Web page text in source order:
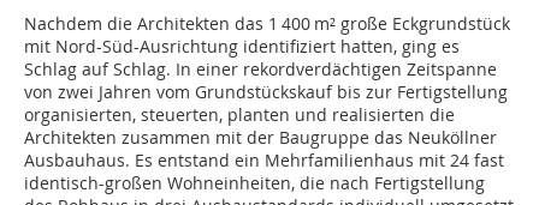
Nachdem die Architekten das 1 400 m² große Eckgrundstück
mit Nord-Süd-Ausrichtung identifiziert hatten, ging es
Schlag auf Schlag. In einer rekordverdächtigen Zeitspanne
von zwei Jahren vom Grundstückskauf bis zur Fertigstellung
organisierten, steuerten, planten und realisierten die
Architekten zusammen mit der Baugruppe das Neuköllner
Ausbauhaus. Es entstand ein Mehrfamilienhaus mit 24 fast
identisch-großen Wohneinheiten, die nach Fertigstellung